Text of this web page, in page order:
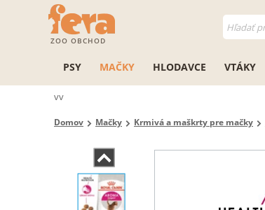
ZOO OBCHOD
PSY MAČKY HLODAVCE VTÁKY
vv
Domov Mačky Krmivá a maškrty pre mačky